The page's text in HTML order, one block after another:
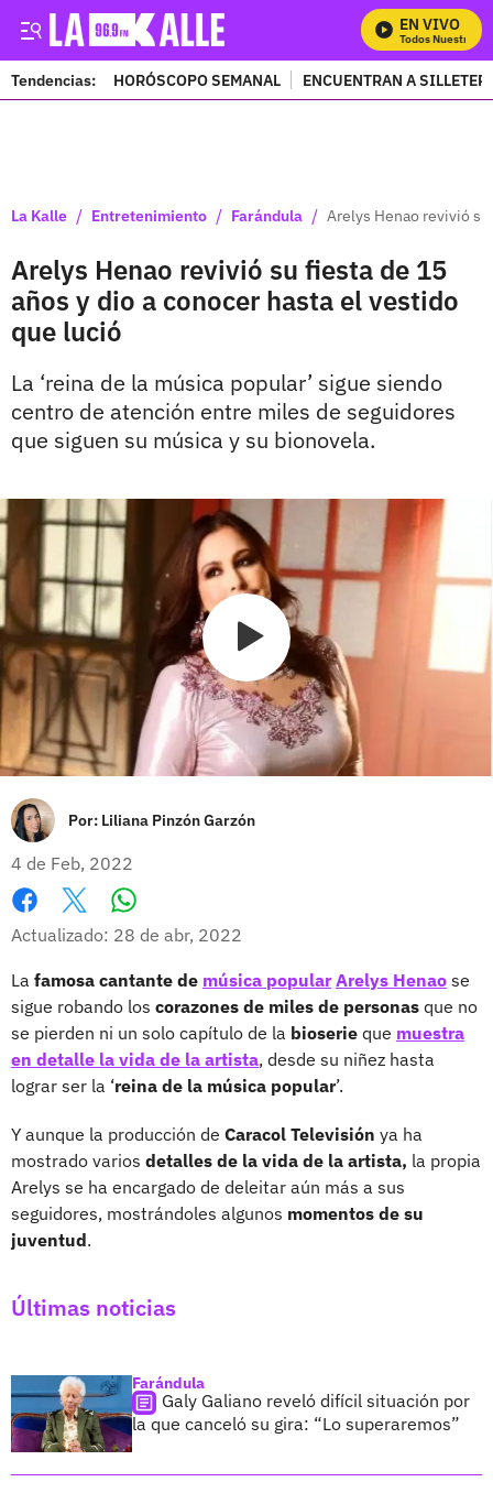
EN VIVO
Mira Todos Nuestros
Tendencias: HORÓSCOPO SEMANAL ENCUENTRAN A
La Kalle / Entretenimiento / Farándula / Arelys Henao revivió
Arelys Henao revivió su fiesta de 15
años y dio a conocer hasta el vestido
que lució
La ‘reina de la música popular’ sigue siendo
centro de atención entre miles de seguidores
que siguen su música y su bionovela.
Por: Liliana Pinzón Garzón
4 de Feb, 2022
Facebook
X Whatsapp
Actualizado: 28 de abr, 2022
La famosa cantante de música popular Arelys Henao se
sigue robando los corazones de miles de personas que no
se pierden ni un solo capítulo de la bioserie que muestra
en detalle la vida de la artista, desde su niñez hasta
lograr ser la ‘reina de la música popular’.
Y aunque la producción de Caracol Televisión ya ha
mostrado varios detalles de la vida de la artista, la propia
Arelys se ha encargado de deleitar aún más a sus
seguidores, mostrándoles algunos momentos de su
juventud.
Últimas noticias
Farándula
Galy Galiano reveló difícil situación por
la que canceló su gira: “Lo superaremos”